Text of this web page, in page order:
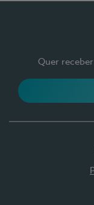
Quer